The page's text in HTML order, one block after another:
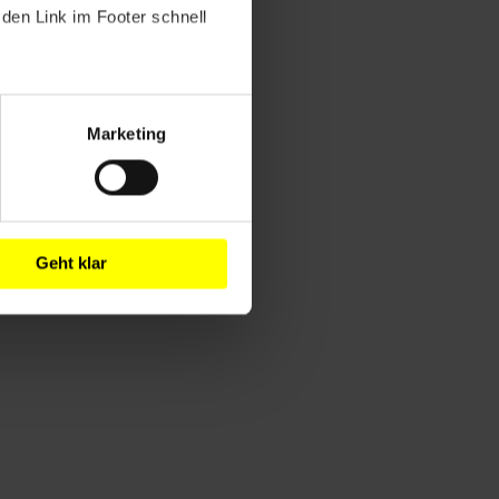
Link im Footer schnell
Marketing
Geht klar